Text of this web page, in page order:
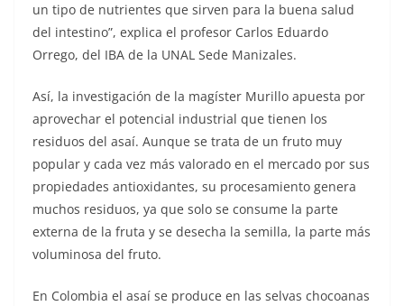
un tipo de nutrientes que sirven para la buena salud
del intestino”, explica el profesor Carlos Eduardo
Orrego, del IBA de la UNAL Sede Manizales.
Así, la investigación de la magíster Murillo apuesta por
aprovechar el potencial industrial que tienen los
residuos del asaí. Aunque se trata de un fruto muy
popular y cada vez más valorado en el mercado por sus
propiedades antioxidantes, su procesamiento genera
muchos residuos, ya que solo se consume la parte
externa de la fruta y se desecha la semilla, la parte más
voluminosa del fruto.
En Colombia el asaí se produce en las selvas chocoanas